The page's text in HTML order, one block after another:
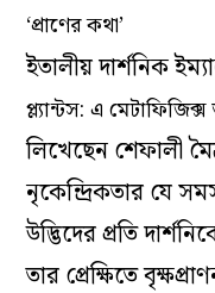
‘প্রাণের কথা’
ইতালীয় দার্শনিক
প্ল্যান্টস:এ মেটাফিজিক্স
লিখেছেন শেফালী
নৃকেন্দ্রিকতার যে
উদ্ভিদের প্রতি
তার প্রেক্ষিতে